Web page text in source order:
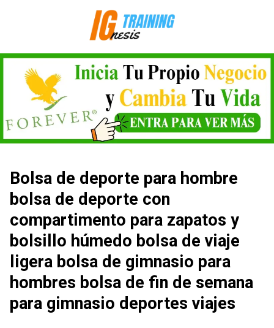
Bolsa de deporte para hombre
bolsa de deporte con
compartimento para zapatos y
bolsillo húmedo bolsa de viaje
ligera bolsa de gimnasio para
hombres bolsa de fin de semana
para gimnasio deportes viajes